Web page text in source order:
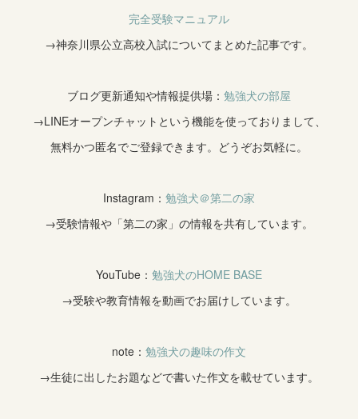
完全受験マニュアル
→神奈川県公立高校入試についてまとめた記事です。
ブログ更新通知や情報提供場： 勉強犬の部屋
→LINEオープンチャットという機能を使っておりまして、
無料かつ匿名でご登録できます。どうぞお気軽に。
Instagram： 勉強犬＠第二の家
→受験情報や「第二の家」の情報を共有しています。
YouTube： 勉強犬のHOME BASE
→受験や教育情報を動画でお届けしています。
note： 勉強犬の趣味の作文
→生徒に出したお題などで書いた作文を載せています。